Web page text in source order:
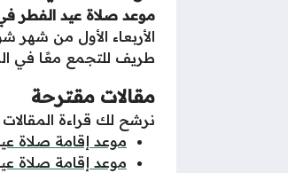
موعد صلاة عيد الفطر في طريف للعام 1445 –
الأربعاء الأول من شهر
طريف للتجمع معًا في
مقالات مقترحة
نرشح لك قراءة المقالات
موعد إقامة صلاة
موعد إقامة صلاة